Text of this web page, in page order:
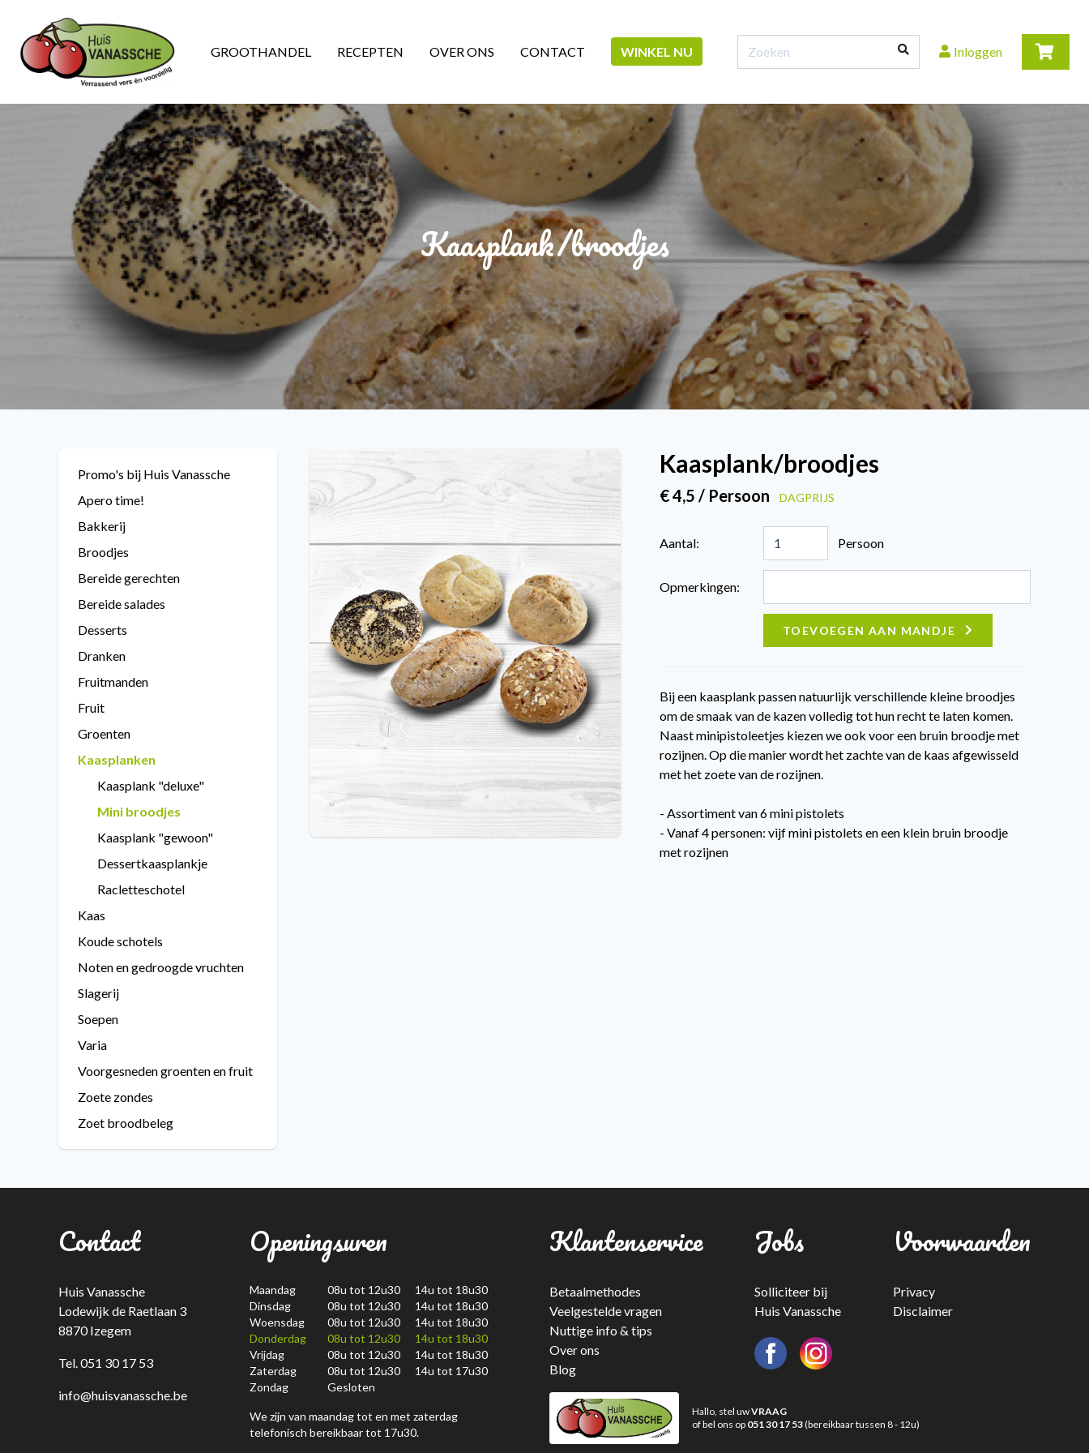
GROOTHANDEL RECEPTEN OVER ONS CONTACT WINKEL NU Inloggen
Kaasplank/broodjes
Promo's bij Huis Vanassche
Apero time!
Bakkerij
Broodjes
Bereide gerechten
Bereide salades
Desserts
Dranken
Fruitmanden
Fruit
Groenten
Kaasplanken
Kaasplank "deluxe"
Mini broodjes
Kaasplank "gewoon"
Dessertkaasplankje
Racletteschotel
Kaas
Koude schotels
Noten en gedroogde vruchten
Slagerij
Soepen
Varia
Voorgesneden groenten en fruit
Zoete zondes
Zoet broodbeleg
Kaasplank/broodjes
€ 4,5 / Persoon DAGPRIJS
Aantal: Persoon
Opmerkingen:
TOEVOEGEN AAN MANDJE
Bij een kaasplank passen natuurlijk verschillende kleine broodjes
om de smaak van de kazen volledig tot hun recht te laten komen.
Naast minipistoleetjes kiezen we ook voor een bruin broodje met
rozijnen. Op die manier wordt het zachte van de kaas afgewisseld
met het zoete van de rozijnen.
- Assortiment van 6 mini pistolets
- Vanaf 4 personen: vijf mini pistolets en een klein bruin broodje
met rozijnen
Contact
Huis Vanassche
Lodewijk de Raetlaan 3
8870 Izegem
Tel. 051 30 17 53
info@huisvanassche.be
Openingsuren
Maandag
08u tot 12u30 14u tot 18u30
Dinsdag
08u tot 12u30 14u tot 18u30
Woensdag
08u tot 12u30 14u tot 18u30
Donderdag
08u tot 12u30 14u tot 18u30
Vrijdag
08u tot 12u30 14u tot 18u30
Zaterdag
08u tot 12u30 14u tot 17u30
Zondag
Gesloten
We zijn van maandag tot en met zaterdag
telefonisch bereikbaar tot 17u30.
Klantenservice
Betaalmethodes
Veelgestelde vragen
Nuttige info & tips
Over ons
Blog
Jobs
Solliciteer bij
Huis Vanassche
Voorwaarden
Privacy
Disclaimer
Hallo, stel uwVRAAG
of bel ons op 051 30 17 53(bereikbaar tussen 8 - 12u)